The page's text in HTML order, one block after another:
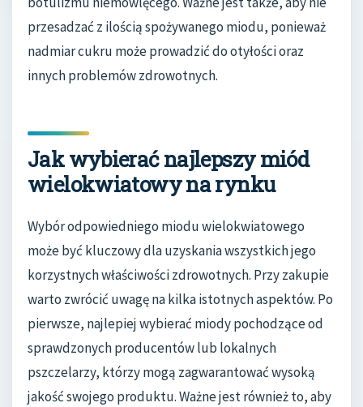
przesadzać z ilością spożywanego miodu, ponieważ
nadmiar cukru może prowadzić do otyłości oraz
innych problemów zdrowotnych.
Jak wybierać najlepszy miód
wielokwiatowy na rynku
Wybór odpowiedniego miodu wielokwiatowego
może być kluczowy dla uzyskania wszystkich jego
korzystnych właściwości zdrowotnych. Przy zakupie
warto zwrócić uwagę na kilka istotnych aspektów. Po
pierwsze, najlepiej wybierać miody pochodzące od
sprawdzonych producentów lub lokalnych
pszczelarzy, którzy mogą zagwarantować wysoką
jakość swojego produktu. Ważne jest również to, aby